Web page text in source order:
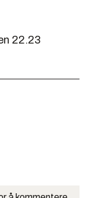
22.23